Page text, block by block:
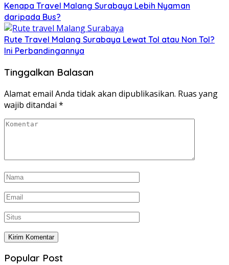
Kenapa Travel Malang Surabaya Lebih Nyaman
daripada Bus?
Rute Travel Malang Surabaya Lewat Tol atau Non Tol?
Ini Perbandingannya
Tinggalkan Balasan
Alamat email Anda tidak akan dipublikasikan. Ruas yang
wajib ditandai *
Popular Post